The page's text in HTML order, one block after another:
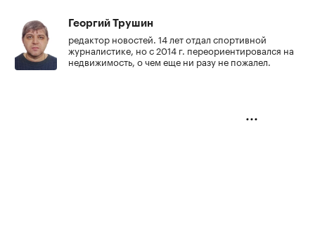
Георгий Трушин
редактор новостей. 14 лет отдал спортивной
журналистике, но с 2014 г. переориентировался на
недвижимость, о чем еще ни разу не пожалел.